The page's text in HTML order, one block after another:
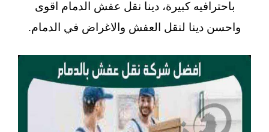
باحترافيه كبيرة، دينا نقل عفش الدمام اقوى
واحسن دينا لنقل العفش والاغراض في الدمام.